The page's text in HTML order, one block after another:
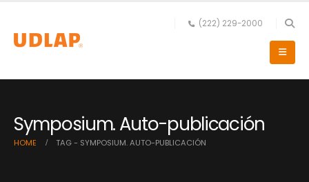
(222) 229-2000
Symposium. Auto-publicación
HOME TAG - SYMPOSIUM. AUTO-PUBLICACIÓN